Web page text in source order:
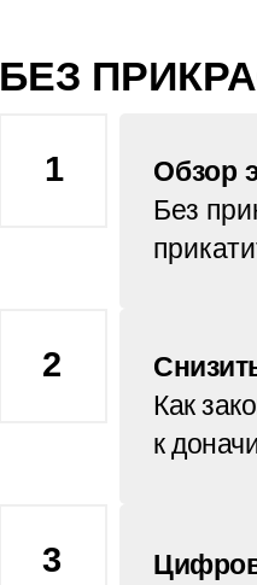
БЕЗ
Обзор
Без
1
Как
к
2
3